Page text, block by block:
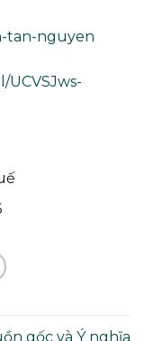
tan-nguyen
gốc và Ý nghĩa